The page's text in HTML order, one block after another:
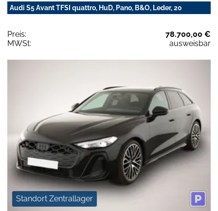
Audi S5 Avant TFSI quattro, HuD, Pano, B&O, Leder, 20
Preis:
78.700,00 €
MWSt:
ausweisbar
Standort Zentrallager